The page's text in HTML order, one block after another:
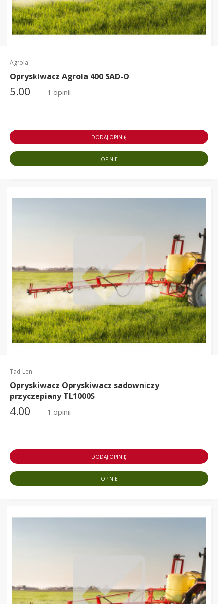
Agrola
Opryskiwacz Agrola 400 SAD-O
5.00 1 opinii
DODAJ OPINIĘ
OPINIE
Tad-Len
Opryskiwacz Opryskiwacz sadowniczy
przyczepiany TL1000S
4.00 1 opinii
DODAJ OPINIĘ
OPINIE